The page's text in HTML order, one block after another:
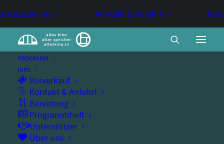
Gutscheine Kontakt & Anfahrt
PROGRAMM
INFO
Vorverkauf
Kontakt & Anfahrt
Bewirtung
Programmheft
Unterstützer
Über uns
20.000 Arten von Bienen
MITTWOCHSKINO